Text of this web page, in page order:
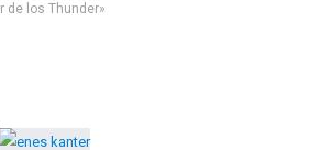
de los Thunder»